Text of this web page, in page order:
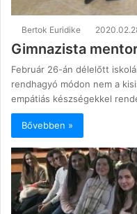
Bertok Euridike
Gimnazista
Február 26-án délelőtt
rendhagyó módon nem a
empátiás készségekkel
Bővebben »